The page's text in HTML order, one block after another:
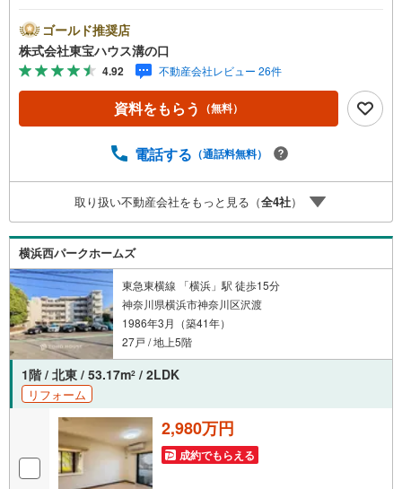
い！●10:00～21:00はお電話でのお問い合わせがスムーズで
す。【Yahoo！ 不動産キャンペーン対象店舗】当店で物件
を成約するとPayPayポイントがもらえる「Yahoo！不動産
物件ご成約キャンペーン」の対象になります。「資料をも
らう」「見学予約をする」ボタンからお問い合わせくださ
い。※必ずYahoo！ JAPAN IDでログインしてください。※P
客様からのお言葉に感謝してこれからも楽しく素敵なお家
らまずは、お気軽に東宝ハウス溝の口に相談してみません
か？何も決まっていなくて大丈夫！まずはお客様の夢をお
聞かせ下さい！未来の「不安」を「安心」に変える「未来
カレンダー」もご来店時に好評です。スタッフ一同いつで
もお客様のお問合せをお待ちしております。
ゴールド推奨店
株式会社東宝ハウス溝の口
4.92 不動産会社レビュー 26件
資料をもらう （無料）
電話する （通話料無料）
取り扱い不動産会社をもっと見る（全4社）
横浜西パークホームズ
東急東横線 「横浜」駅 徒歩15分
神奈川県横浜市神奈川区沢渡
1986年3月（築41年）
27戸 / 地上5階
1階 / 北東 / 53.17m2 / 2LDK
リフォーム
2,980万円
成約でもらえる